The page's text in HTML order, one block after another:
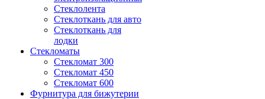
Стеклолента
Стеклоткань для авто
Стеклоткань для
лодки
Стекломаты
Стекломат 300
Стекломат 450
Стекломат 600
Фурнитура для бижутерии